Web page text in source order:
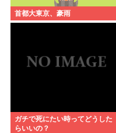
首都大東京、豪雨
ガチで死にたい時ってどうした
らいいの？